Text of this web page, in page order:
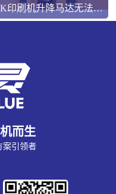
DEK印刷机升降马达无法带负载就用这一招吧！
而生
案引领者